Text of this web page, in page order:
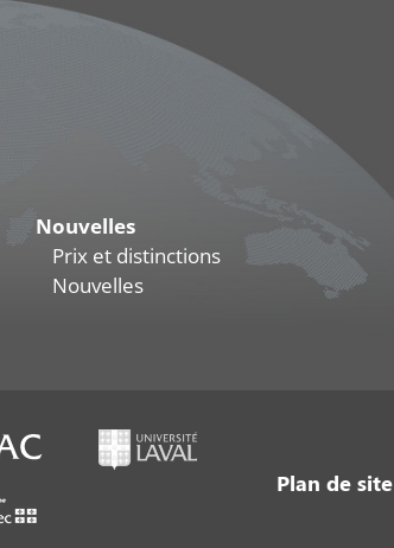
Nouvelles
Prix et distinctions
Nouvelles
Plan de site